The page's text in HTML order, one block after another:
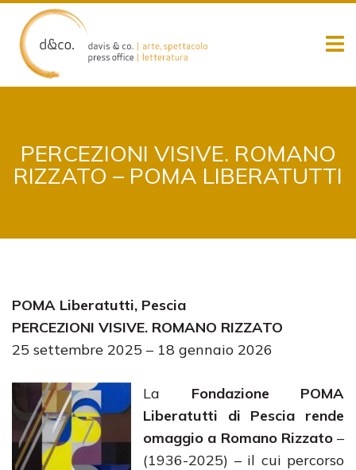
content
PERCEZIONI VISIVE. ROMANO
RIZZATO – POMA LIBERATUTTI
POMA Liberatutti, Pescia
PERCEZIONI VISIVE. ROMANO RIZZATO
25 settembre 2025 – 18 gennaio 2026
La Fondazione POMA
Liberatutti di Pescia
rende
omaggio a Romano Rizzato–
(1936-2025) – il cui percorso